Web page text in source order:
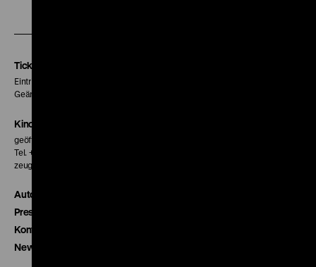
Tickets
Eintritt 5 €
Geänderte Preise sind im Programm vermerkt.
Kinokasse
geöffnet 30 Minuten vor Beginn der ersten Vorstellung
Tel. + 49 30 20304-770
zeughauskino@dhm.de
Autor*innen
Presse
Kontakt
Newsletter